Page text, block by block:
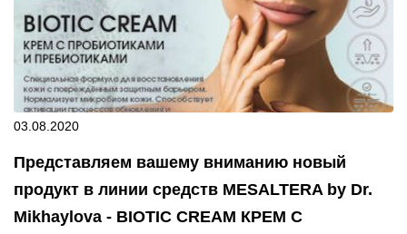
03.08.2020
Представляем вашему вниманию новый
продукт в линии средств MESALTERA by Dr.
Mikhaylova - BIOTIC CREAM КРЕМ С